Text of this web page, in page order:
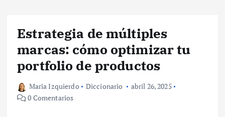
Estrategia de múltiples
marcas: cómo optimizar tu
portfolio de productos
Maria Izquierdo Diccionario
abril 26, 2025
0 Comentarios